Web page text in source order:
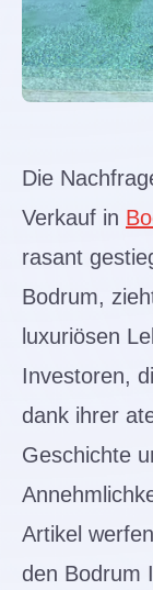
Die
Verkauf in
rasant
Bodrum,
luxuriösen
Investoren,
dank ihrer
Geschichte
Artikel
den Bodrum